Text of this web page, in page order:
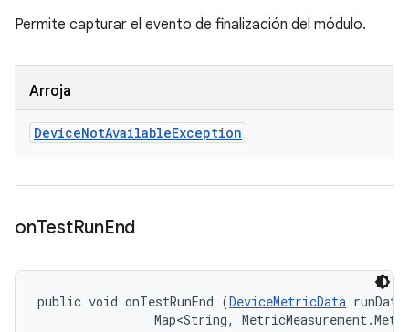
Permite capturar el evento de finalización del módulo.
Arroja
DeviceNotAvailableException
onTestRunEnd
public void onTestRunEnd (DeviceMetricData
Map<String,